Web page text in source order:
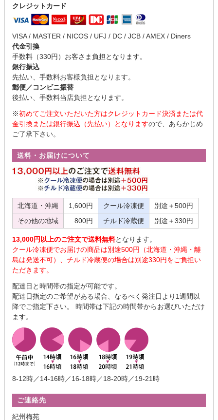
クレジットカード
VISA / MASTER / NICOS / UFJ / DC / JCB / AMEX / Diners
代金引換
手数料（330円）お客さま負担となります。
銀行振込
先払い、手数料お客様負担となります。
郵便／コンビニ振替
後払い、手数料当店負担となります。
※初めてご注文いただいた方はクレジットカード決済または代
金引換または銀行振込（先払い）となりますので、あらかじめ
ご了承下さい。
送料・お届けについて
北海道・沖縄 1,600円 クール冷凍便
別途＋500円
その他の地域
800円 チルド冷蔵便 別途＋330円
13,000円以上のご注文で送料無料となります。
クール冷凍便でお届けの商品は別途500円（北海道・沖縄・離
島は発送不可）、チルド冷蔵便の場合は別途330円をご負担い
ただきます。
配達日と時間帯の指定が可能です。
配達日指定のご希望がある場合、なるべく発注日より1週間以
降でご指定下さい。 時間帯は下記の時間帯からお選びいただけ
ます。
8-12時／14-16時／16-18時／18-20時／19-21時
ご連絡先
紀州梅苑